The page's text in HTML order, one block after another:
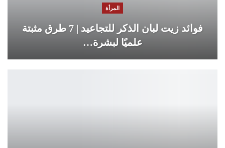
المرأة
فوائد زيت لبان الذكر للتجاعيد | 7 طرق مثبتة
علميًا لبشرة…